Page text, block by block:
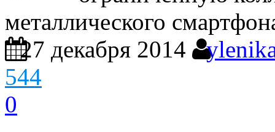
металлического
27 декабря 2014
544
0